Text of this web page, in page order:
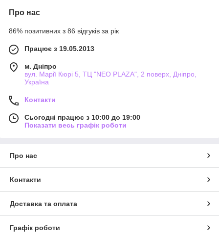
Про нас
86% позитивних з 86 відгуків за рік
Працює з 19.05.2013
м. Дніпро
вул. Марії Кюрі 5, ТЦ "NEO PLAZA", 2 поверх, Дніпро,
Україна
Контакти
Сьогодні працює з 10:00 до 19:00
Показати весь графік роботи
Про нас
Контакти
Доставка та оплата
Графік роботи